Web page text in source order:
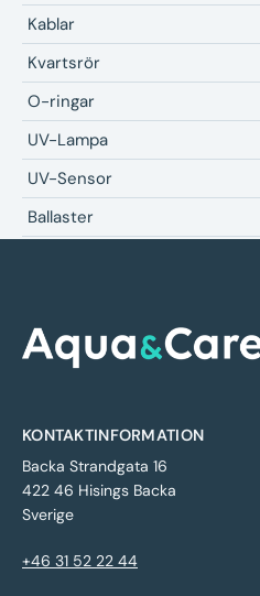
Kablar
Kvartsrör
O-ringar
UV-Lampa
UV-Sensor
Ballaster
KONTAKTINFORMATION
Backa Strandgata 16
422 46 Hisings Backa
Sverige
+46 31 52 22 44